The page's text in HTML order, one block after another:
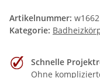
Artikelnummer: w1662
Kategorie:
Schnelle
Ohne